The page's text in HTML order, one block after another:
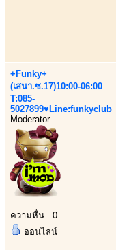
+Funky+
(เสนา.ซ.17)10:00-06:00
T:085-
5027899♥Line:funkyclub
Moderator
ความหื่น : 0
ออนไลน์